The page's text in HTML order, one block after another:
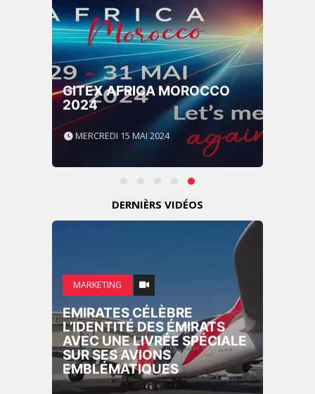
GITEX AFRICA MOROCCO
2024
MERCREDI 15 MAI 2024
DERNIÈRS VIDÉOS
MARKETING
EMIRATES CÉLÈBRE
L’IDENTITÉ DES ÉMIRATS
AVEC UNE LIVRÉE SPÉCIALE
SUR SES AVIONS
EMBLÉMATIQUES